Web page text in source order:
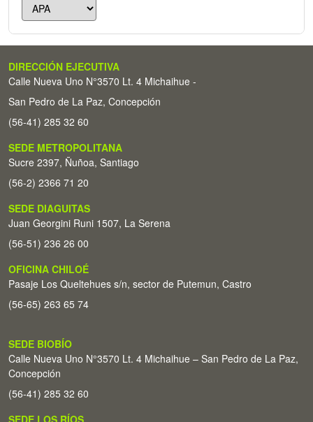
DIRECCIÓN EJECUTIVA
Calle Nueva Uno N°3570 Lt. 4 Michaihue -
San Pedro de La Paz, Concepción
(56-41) 285 32 60
SEDE METROPOLITANA
Sucre 2397, Ñuñoa, Santiago
(56-2) 2366 71 20
SEDE DIAGUITAS
Juan Georgini Runi 1507, La Serena
(56-51) 236 26 00
OFICINA CHILOÉ
Pasaje Los Queltehues s/n, sector de Putemun, Castro
(56-65) 263 65 74
SEDE BIOBÍO
Calle Nueva Uno N°3570 Lt. 4 Michaihue – San Pedro de La Paz,
Concepción
(56-41) 285 32 60
SEDE LOS RÍOS